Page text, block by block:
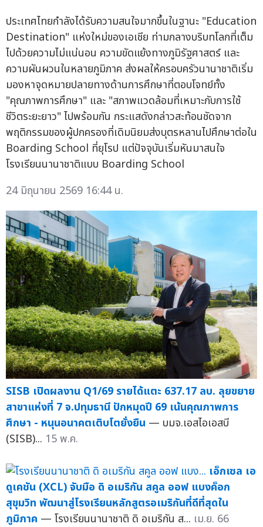
ประเทศไทยกำลังได้รับความสนใจมากขึ้นในฐานะ "Education
Destination" แห่งใหม่ของเอเชีย ท่ามกลางบริบทโลกที่เต็ม
ไปด้วยความไม่แน่นอน ความขัดแย้งทางภูมิรัฐศาสตร์ และ
ความผันผวนในหลายภูมิภาค ส่งผลให้ครอบครัวนานาชาติเริ่ม
มองหาจุดหมายปลายทางด้านการศึกษาที่ตอบโจทย์ทั้ง
"คุณภาพการศึกษา" และ "สภาพแวดล้อมที่เหมาะกับการใช้
ชีวิตระยะยาว" ไปพร้อมกัน กระแสดังกล่าวสะท้อนชัดจาก
พฤติกรรมของผู้ปกครองที่เดิมนิยมส่งบุตรหลานไปศึกษาต่อใน
Boarding School ที่ยุโรป แต่ปัจจุบันเริ่มหันมาสนใจ
โรงเรียนนานาชาติแบบ Boarding School
24 มิถุนายน 2569 16:44 น.
SISB เปิดผลงาน Q1/69 รายได้แตะ 637.17 ลบ. ลุยขยาย
สาขาแห่งที่ 7 จ.ปทุมธานี ปักหมุดปี 69 เน้นคุณภาพการ
ศึกษา - หนุนอนาคตเติบโตยั่งยืน — บมจ.เอสไอเอสบี
(SISB)... 15 พ.ค.
เอ็กเซล เอ
ดูเคชัน (XCL) จับมือ ดิ อเมริกัน สคูล ออฟ แบงค็อก
สุขุมวิท พัฒนาสู่โรงเรียนหลักสูตรอเมริกันที่ดีที่สุดใน
ภูมิภาค — โรงเรียนนานาชาติ ดิ อเมริกัน ส... เม.ย. 66